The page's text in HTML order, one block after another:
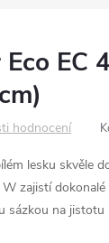
EC
hodnocení
lesku skvěle
zajistí
sázkou na jistotu